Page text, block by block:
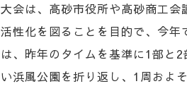
会は、高砂市役所や高砂商工会
性化を図ることを目的で、今年
、昨年のタイムを基準に1部と
浜風公園を折り返し、1周およ